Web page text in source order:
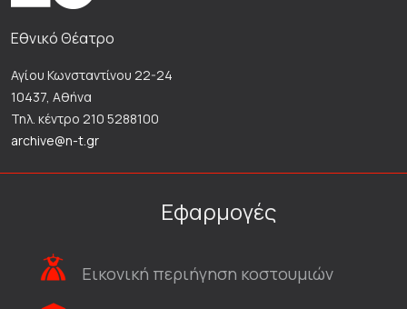
Εθνικό Θέατρο
Αγίου Κωνσταντίνου 22-24
10437, Αθήνα
Τηλ. κέντρο 210 5288100
archive@n-t.gr
Εφαρμογές
Εικονική περιήγηση κοστουμιών